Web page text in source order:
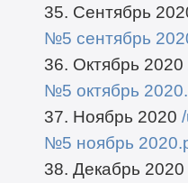
35. Сентябрь
№5 сентябрь
36. Октябрь 2020
№5 октябрь
37. Ноябрь 2020
№5 ноябрь
38. Декабрь 2020